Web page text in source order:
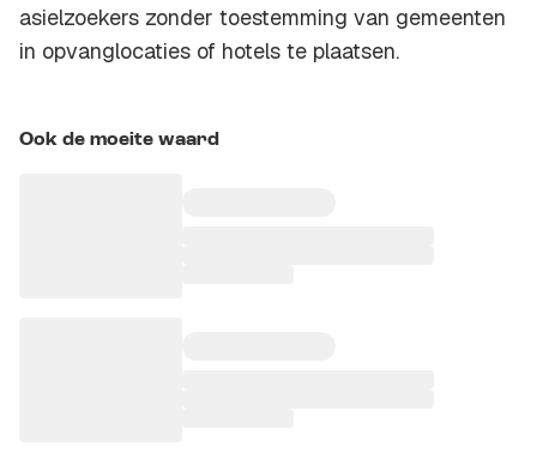
asielzoekers zonder toestemming van gemeenten
in opvanglocaties of hotels te plaatsen.
Ook de moeite waard